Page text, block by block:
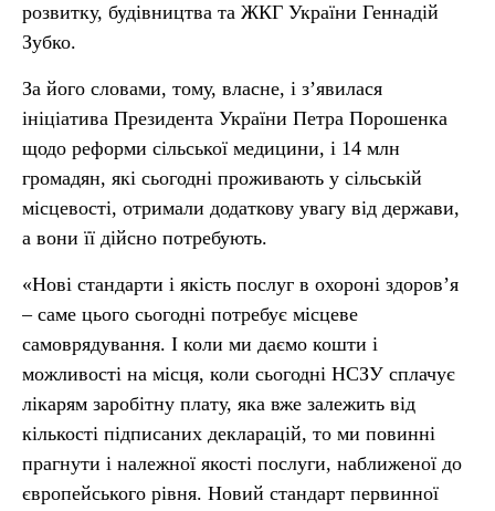
розвитку, будівництва та ЖКГ України Геннадій
Зубко.
За його словами, тому, власне, і з’явилася
ініціатива Президента України Петра Порошенка
щодо реформи сільської медицини, і 14 млн
громадян, які сьогодні проживають у сільській
місцевості, отримали додаткову увагу від держави,
а вони її дійсно потребують.
«Нові стандарти і якість послуг в охороні здоров’я
– саме цього сьогодні потребує місцеве
самоврядування. І коли ми даємо кошти і
можливості на місця, коли сьогодні НСЗУ сплачує
лікарям заробітну плату, яка вже залежить від
кількості підписаних декларацій, то ми повинні
прагнути і належної якості послуги, наближеної до
європейського рівня. Новий стандарт первинної